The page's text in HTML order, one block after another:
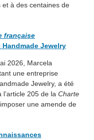
à des centaines de
française
Handmade Jewelry
2026, Marcela
une entreprise
Jewelry, a été
205 de la Charte
imposer une amende de